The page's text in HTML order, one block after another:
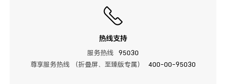
热线支持
服务热线
95030
尊享服务热线 （折叠屏、至臻版专属）
400-00-95030